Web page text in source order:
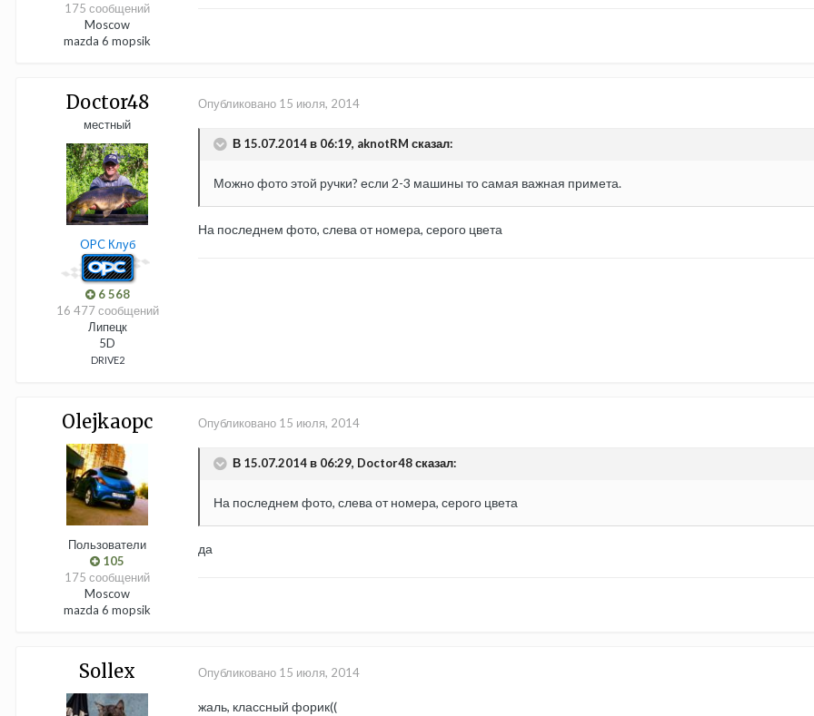
175 сообщений
Moscow
mazda 6 mopsik
Doctor48
местный
OPC Клуб
6 568
16 477 сообщений
Липецк
5D
DRIVE2
Опубликовано 15 июля, 2014
В 15.07.2014 в 06:19, aknotRM сказал:
Можно фото этой ручки? если 2-3 машины то самая важная примета.
На последнем фото, слева от номера, серого цвета
Olejkaopc
Пользователи
105
175 сообщений
Moscow
mazda 6 mopsik
Опубликовано 15 июля, 2014
В 15.07.2014 в 06:29, Doctor48 сказал:
На последнем фото, слева от номера, серого цвета
да
Sollex Опубликовано 15 июля, 2014
жаль, классный форик((